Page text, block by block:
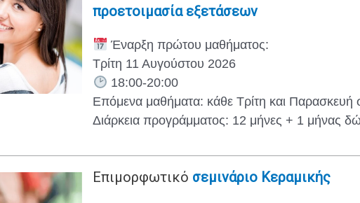
προετοιμασία εξετάσεων
Έναρξη πρώτου μαθήματος:
Τρίτη 11 Αυγούστου 2026
18:00-20:00
Επόμενα μαθήματα: κάθε Τρίτη και Παρασκευή
Διάρκεια προγράμματος: 12 μήνες + 1 μήνας
Επιμορφωτικό σεμινάριο Κεραμικής